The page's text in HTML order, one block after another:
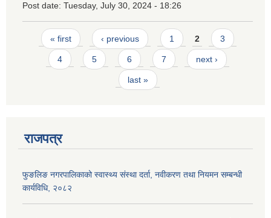
Post date: Tuesday, July 30, 2024 - 18:26
Pages
« first ‹ previous 1 2 3
4 5 6 7 next ›
last »
राजपत्र
फुङलिङ नगरपालिकाको स्वास्थ्य संस्था दर्ता, नवीकरण तथा नियमन सम्बन्धी
कार्यविधि, २०८२